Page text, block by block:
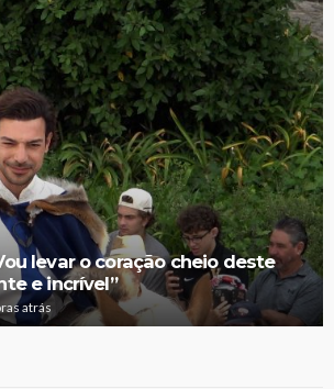
levar o coração cheio deste
e incrível”
atrás